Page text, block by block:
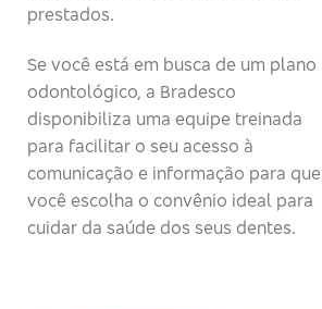
prestados.
Se você está em busca de um plano
odontológico, a Bradesco
disponibiliza uma equipe treinada
para facilitar o seu acesso à
comunicação e informação para que
você escolha o convênio ideal para
cuidar da saúde dos seus dentes.